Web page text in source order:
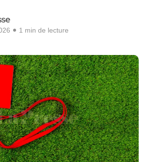
1 min de lecture